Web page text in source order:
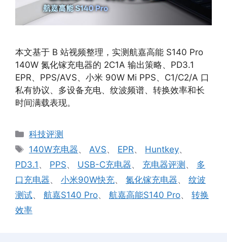
本文基于 B 站视频整理，实测航嘉高能 S140 Pro
140W 氮化镓充电器的 2C1A 输出策略、PD3.1
EPR、PPS/AVS、小米 90W Mi PPS、C1/C2/A 口
私有协议、多设备充电、纹波频谱、转换效率和长
时间满载表现。
分
类
科技评测
标
签
140W充电器、 AVS、 EPR、 Huntkey、
PD3.1 、 PPS、 USB-C充电器、 充电器评测、 多
口充电器、 小米90W快充、 氮化镓充电器、 纹波
测试、 航嘉S140 Pro、 航嘉高能S140 Pro、 转换
效率